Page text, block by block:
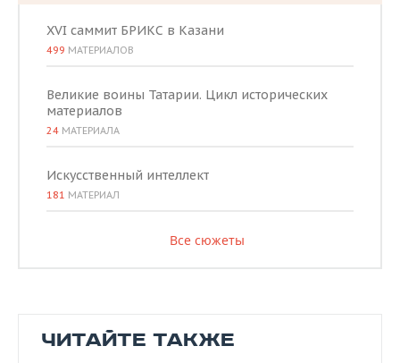
XVI саммит БРИКС в Казани
499 МАТЕРИАЛОВ
Великие воины Татарии. Цикл исторических
материалов
24 МАТЕРИАЛА
Искусственный интеллект
181 МАТЕРИАЛ
Все сюжеты
ЧИТАЙТЕ ТАКЖЕ